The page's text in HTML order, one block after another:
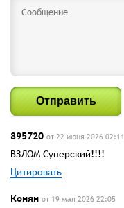
Отправить
895720 от 22 июня 2026 02:11
ВЗЛОМ Суперский!!!!
Цитировать
Конян от 19 мая 2026 22:05